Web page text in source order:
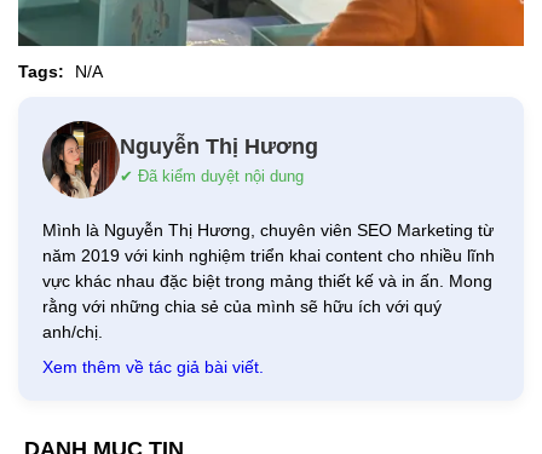
Tags: N/A
Nguyễn Thị Hương
✔ Đã kiểm duyệt nội dung
Mình là Nguyễn Thị Hương, chuyên viên SEO Marketing từ
năm 2019 với kinh nghiệm triển khai content cho nhiều lĩnh
vực khác nhau đặc biệt trong mảng thiết kế và in ấn. Mong
rằng với những chia sẻ của mình sẽ hữu ích với quý
anh/chị.
Xem thêm về tác giả bài viết.
DANH MỤC TIN